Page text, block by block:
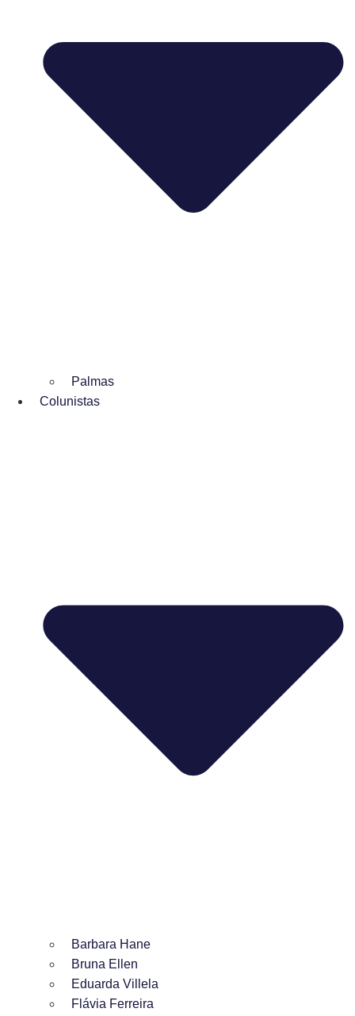
Palmas
Colunistas
Barbara Hane
Bruna Ellen
Eduarda Villela
Flávia Ferreira